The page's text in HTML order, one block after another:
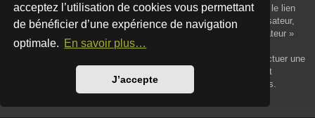
acceptez l’utilisation de cookies vous permettant
de bénéficier d’une expérience de navigation
optimale. En savoir plus…
J’accepte
Vos propres messages peuvent être affichés soit en cliquant sur le lien
« Afficher vos messages » dans le panneau de contrôle de l’utilisateur,
soit en cliquant sur le lien « Rechercher les messages de l’utilisateur »
sur la page de votre propre profil ou soit en cliquant sur le menu
« Raccourcis » situé sur la partie supérieure du forum. Pour effectuer une
recherche de vos propres sujets, utilisez la recherche avancée et
remplissez convenablement les options qui vous sont disponibles.